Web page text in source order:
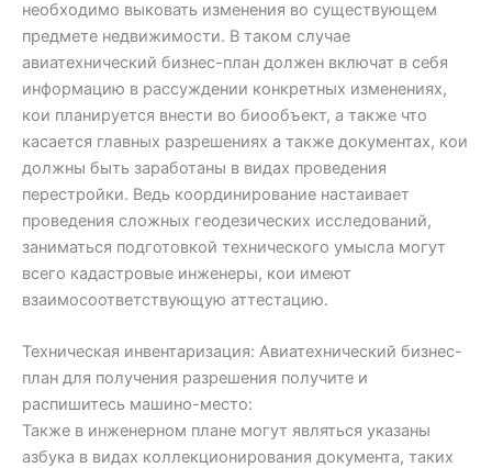
необходимо выковать изменения во существующем
предмете недвижимости. В таком случае
авиатехнический бизнес-план должен включат в себя
информацию в рассуждении конкретных изменениях,
кои планируется внести во биообъект, а также что
касается главных разрешениях а также документах, кои
должны быть заработаны в видах проведения
перестройки. Ведь координирование настаивает
проведения сложных геодезических исследований,
заниматься подготовкой технического умысла могут
всего кадастровые инженеры, кои имеют
взаимосоответствующую аттестацию.
Техническая инвентаризация: Авиатехнический бизнес-
план для получения разрешения получите и
распишитесь машино-место:
Также в инженерном плане могут являться указаны
азбука в видах коллекционирования документа, таких